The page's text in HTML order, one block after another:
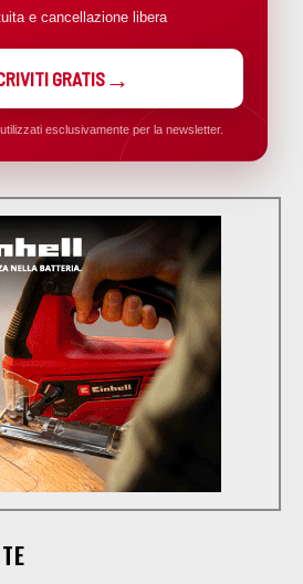
e cancellazione libera
GRATIS
utilizzati esclusivamente per la newsletter.